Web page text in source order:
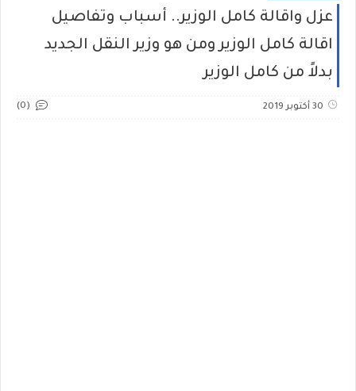
عزل واقالة كامل الوزير.. أسباب وتفاصيل
اقالة كامل الوزير ومن هو وزير النقل الجديد
بدلاً من كامل الوزير
30 أكتوبر 2019 (0)